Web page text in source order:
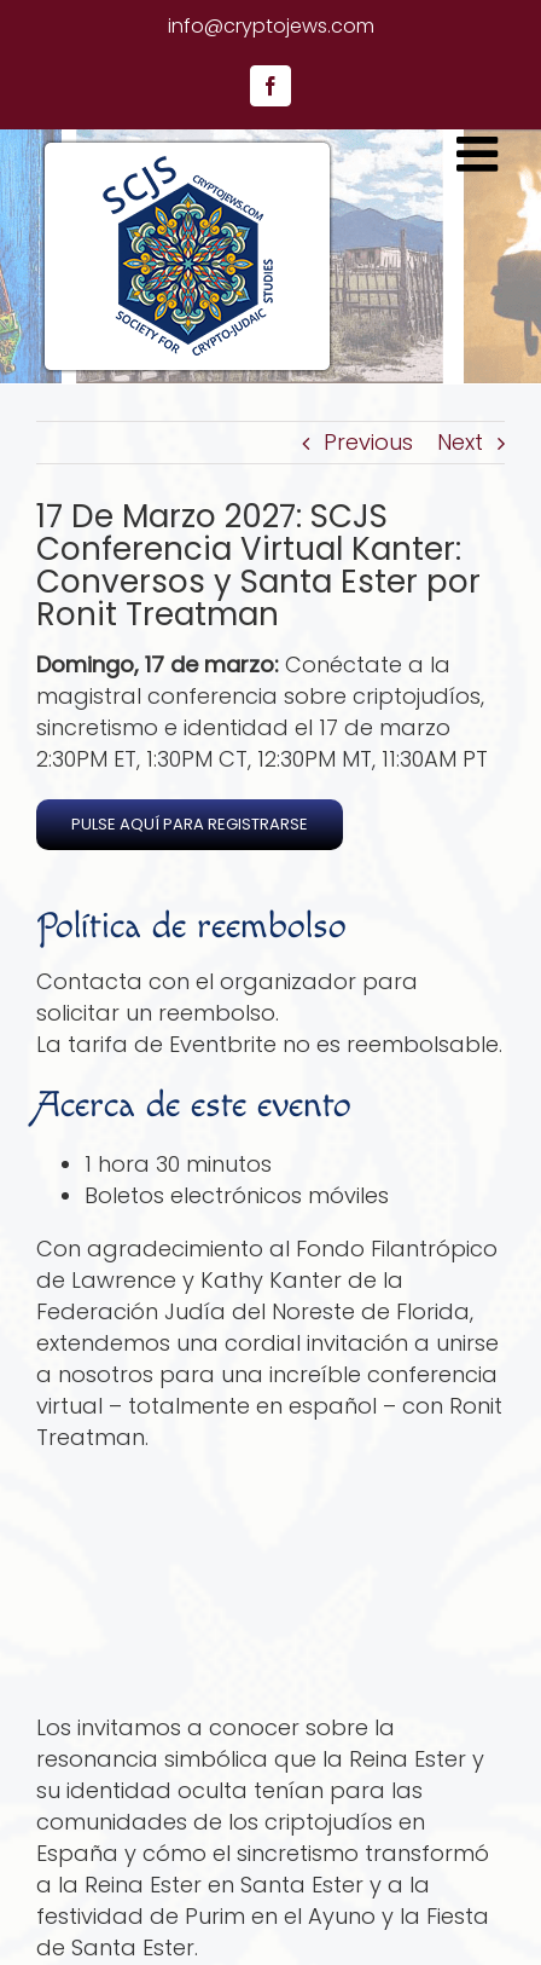
info@cryptojews.com
Facebook
Previous Next
17 De Marzo 2027: SCJS
Conferencia Virtual Kanter:
Conversos y Santa Ester por
Ronit Treatman
Domingo, 17 de marzo:Conéctate a la
magistral conferencia sobre criptojudíos,
sincretismo e identidad el 17 de marzo
2:30PM ET, 1:30PM CT, 12:30PM MT, 11:30AM PT
PULSE AQUÍ PARA REGISTRARSE
Política de reembolso
Contacta con el organizador para
solicitar un reembolso.
La tarifa de Eventbrite no es reembolsable.
Acerca de este evento
1 hora 30 minutos
Boletos electrónicos móviles
Con agradecimiento al Fondo Filantrópico
de Lawrence y Kathy Kanter de la
Federación Judía del Noreste de Florida,
extendemos una cordial invitación a unirse
a nosotros para una increíble conferencia
virtual – totalmente en español – con Ronit
Treatman.
Los invitamos a conocer sobre la
resonancia simbólica que la Reina Ester y
su identidad oculta tenían para las
comunidades de los criptojudíos en
España y cómo el sincretismo transformó
a la Reina Ester en Santa Ester y a la
festividad de Purim en el Ayuno y la Fiesta
de Santa Ester.